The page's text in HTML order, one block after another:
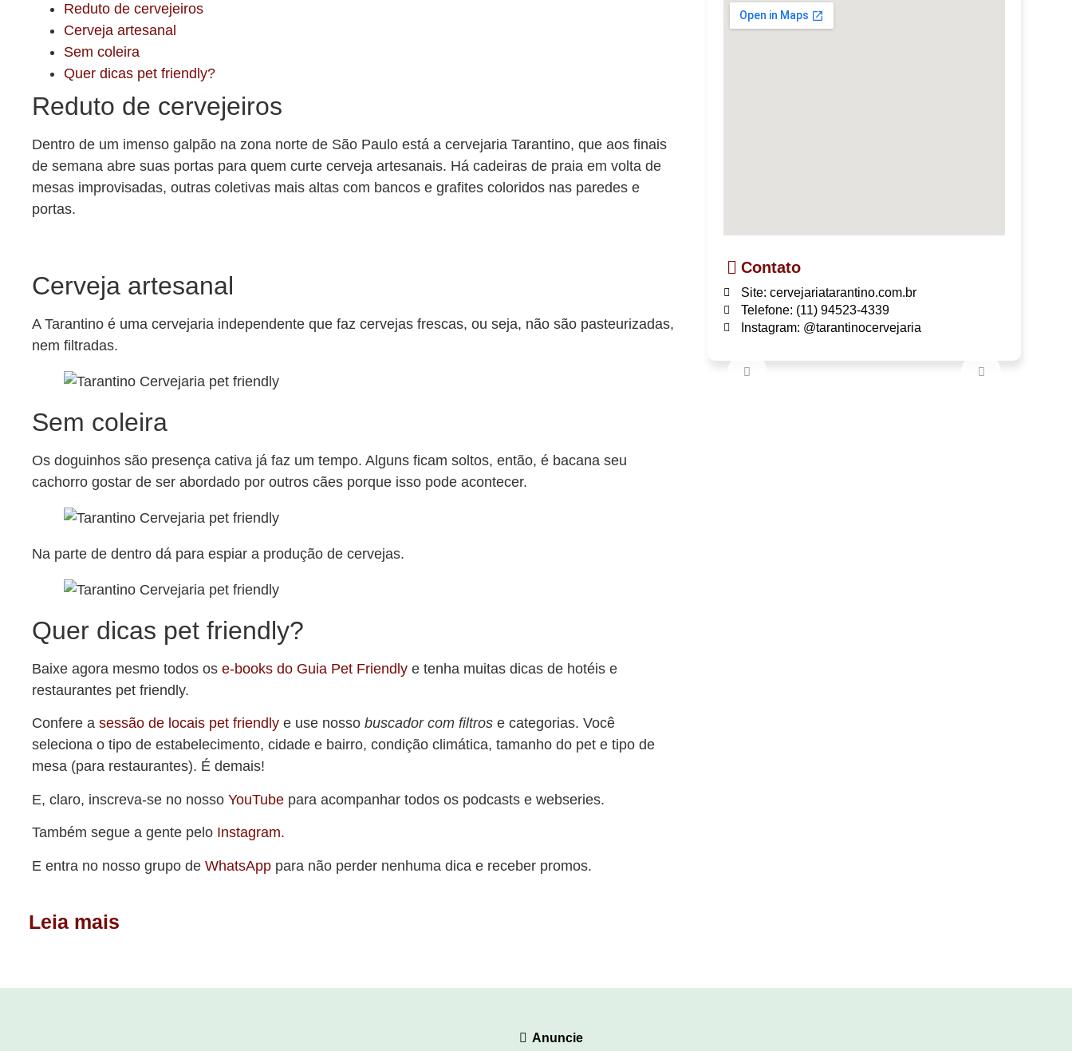
Reduto de cervejeiros
Cerveja artesanal
Sem coleira
Quer dicas pet friendly?
Reduto de cervejeiros
Dentro de um imenso galpão na zona norte de São Paulo está a cervejaria Tarantino, que aos finais
de semana abre suas portas para quem curte cerveja artesanais. Há cadeiras de praia em volta de
mesas improvisadas, outras coletivas mais altas com bancos e grafites coloridos nas paredes e
portas.
Cerveja artesanal
A Tarantino é uma cervejaria independente que faz cervejas frescas, ou seja, não são pasteurizadas,
nem filtradas.
Sem coleira
Os doguinhos são presença cativa já faz um tempo. Alguns ficam soltos, então, é bacana seu
cachorro gostar de ser abordado por outros cães porque isso pode acontecer.
Na parte de dentro dá para espiar a produção de cervejas.
Quer dicas pet friendly?
Baixe agora mesmo todos os e-books do Guia Pet Friendly e tenha muitas dicas de hotéis e
restaurantes pet friendly.
Confere a sessão de locais pet friendly e use nosso buscador com filtros e categorias. Você
seleciona o tipo de estabelecimento, cidade e bairro, condição climática, tamanho do pet e tipo de
mesa (para restaurantes). É demais!
E, claro, inscreva-se no nosso YouTube para acompanhar todos os podcasts e webseries.
Também segue a gente pelo Instagram.
E entra no nosso grupo de WhatsApp para não perder nenhuma dica e receber promos.
Contato
Site: cervejariatarantino.com.br
Telefone: (11) 94523-4339
Instagram: @tarantinocervejaria
Leia mais
Anuncie